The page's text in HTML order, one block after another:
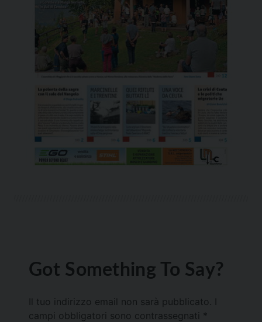
Got Something To Say?
Il tuo indirizzo email non sarà pubblicato.
campi obbligatori sono contrassegnati *